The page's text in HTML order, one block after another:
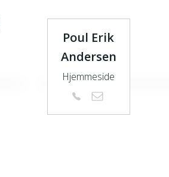
Poul Erik
Andersen
Hjemmeside